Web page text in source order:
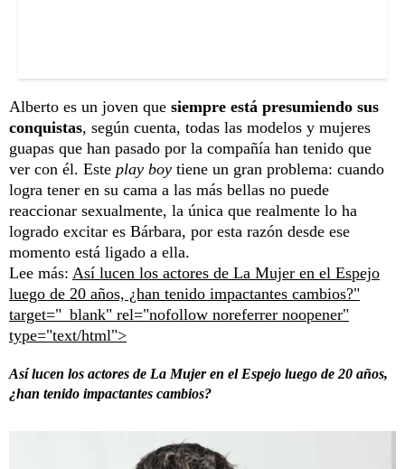
Alberto es un joven que siempre está presumiendo sus
conquistas, según cuenta, todas las modelos y mujeres
guapas que han pasado por la compañía han tenido que
ver con él. Este play boy tiene un gran problema: cuando
logra tener en su cama a las más bellas no puede
reaccionar sexualmente, la única que realmente lo ha
logrado excitar es Bárbara, por esta razón desde ese
momento está ligado a ella.
Lee más: Así lucen los actores de La Mujer en el Espejo
luego de 20 años, ¿han tenido impactantes cambios?"
target="_blank" rel="nofollow noreferrer noopener"
type="text/html">
Así lucen los actores de La Mujer en el Espejo luego de 20 años,
¿han tenido impactantes cambios?